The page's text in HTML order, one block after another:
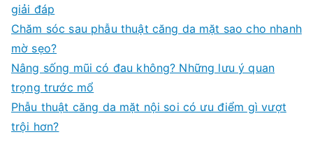
giải đáp
Chăm sóc sau phẫu thuật căng da mặt sao cho nhanh
mờ sẹo?
Nâng sống mũi có đau không? Những lưu ý quan
trọng trước mổ
Phẫu thuật căng da mặt nội soi có ưu điểm gì vượt
trội hơn?